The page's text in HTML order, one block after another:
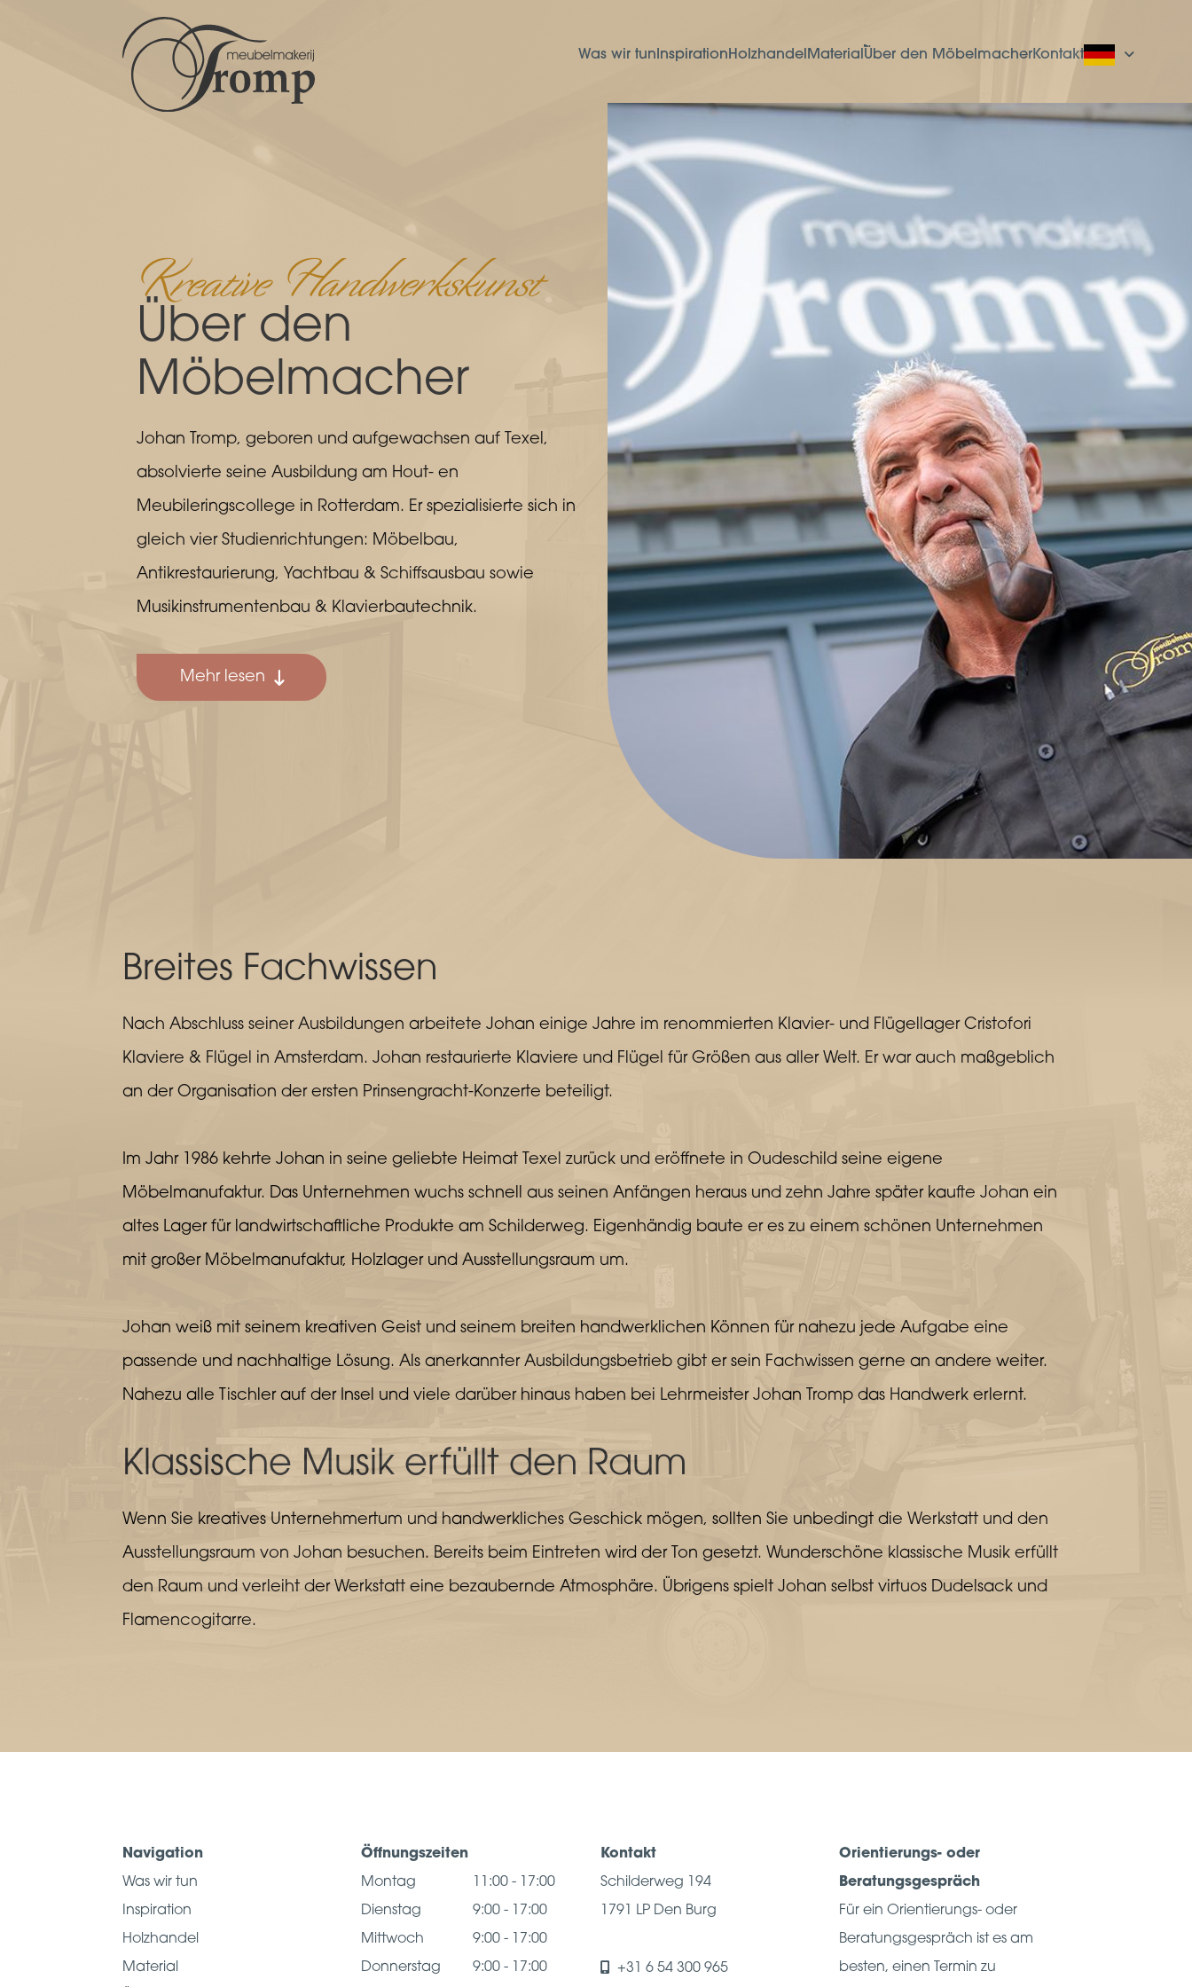
Was wir tun Inspiration Holzhandel Material Über den MöbelmacherKontakt
Kreative Handwerkskunst
Über den
Möbelmacher
Johan Tromp, geboren und aufgewachsen auf Texel,
absolvierte seine Ausbildung am Hout- en
Meubileringscollege in Rotterdam. Er spezialisierte sich in
gleich vier Studienrichtungen: Möbelbau,
Antikrestaurierung, Yachtbau & Schiffsausbau sowie
Musikinstrumentenbau & Klavierbautechnik.
Mehr lesen
Breites Fachwissen
Nach Abschluss seiner Ausbildungen arbeitete Johan einige Jahre im renommierten Klavier- und Flügellager Cristofori
Klaviere & Flügel in Amsterdam. Johan restaurierte Klaviere und Flügel für Größen aus aller Welt. Er war auch maßgeblich
an der Organisation der ersten Prinsengracht-Konzerte beteiligt.
Im Jahr 1986 kehrte Johan in seine geliebte Heimat Texel zurück und eröffnete in Oudeschild seine eigene
Möbelmanufaktur. Das Unternehmen wuchs schnell aus seinen Anfängen heraus und zehn Jahre später kaufte Johan ein
altes Lager für landwirtschaftliche Produkte am Schilderweg. Eigenhändig baute er es zu einem schönen Unternehmen
mit großer Möbelmanufaktur, Holzlager und Ausstellungsraum um.
Johan weiß mit seinem kreativen Geist und seinem breiten handwerklichen Können für nahezu jede Aufgabe eine
passende und nachhaltige Lösung. Als anerkannter Ausbildungsbetrieb gibt er sein Fachwissen gerne an andere weiter.
Nahezu alle Tischler auf der Insel und viele darüber hinaus haben bei Lehrmeister Johan Tromp das Handwerk erlernt.
Klassische Musik erfüllt den Raum
Wenn Sie kreatives Unternehmertum und handwerkliches Geschick mögen, sollten Sie unbedingt die Werkstatt und den
Ausstellungsraum von Johan besuchen. Bereits beim Eintreten wird der Ton gesetzt. Wunderschöne klassische Musik erfüllt
den Raum und verleiht der Werkstatt eine bezaubernde Atmosphäre. Übrigens spielt Johan selbst virtuos Dudelsack und
Flamencogitarre.
Navigation
Was wir tun
Inspiration
Holzhandel
Material
Öffnungszeiten
Montag
11:00 - 17:00
Dienstag
9:00 - 17:00
Mittwoch
9:00 - 17:00
Donnerstag
9:00 - 17:00
Kontakt
Schilderweg 194
1791 LP Den Burg
+31 6 54 300 965
Orientierungs- oder
Beratungsgespräch
Für ein Orientierungs- oder
Beratungsgespräch ist es am
besten, einen Termin zu